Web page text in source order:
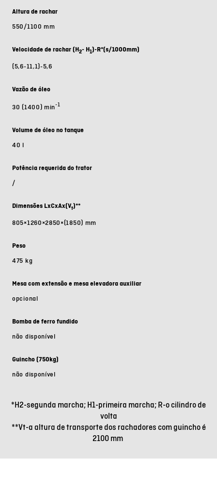
Altura de rachar
550/1100 mm
Velocidade de rachar (H2- H1)-R*(s/1000mm)
(5,6-11,1)-5,6
Vazão de óleo
30 (1400) min-1
Volume de óleo no tanque
40 l
Potência requerida do trator
/
Dimensões LxCxAx(Vt)**
805×1260×2850×(1850) mm
Peso
475 kg
Mesa com extensão e mesa elevadora auxiliar
opcional
Bomba de ferro fundido
não disponível
Guincho (750kg)
não disponível
*H2-segunda marcha; H1-primeira marcha; R-o cilindro de
volta
**Vt-a altura de transporte dos rachadores com guincho é
2100 mm